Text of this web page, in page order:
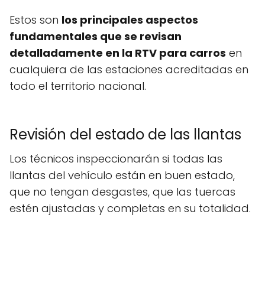
Estos son los principales aspectos
fundamentales que se revisan
detalladamente en la RTV para carros en
cualquiera de las estaciones acreditadas en
todo el territorio nacional.
Revisión del estado de las llantas
Los técnicos inspeccionarán si todas las
llantas del vehículo están en buen estado,
que no tengan desgastes, que las tuercas
estén ajustadas y completas en su totalidad.